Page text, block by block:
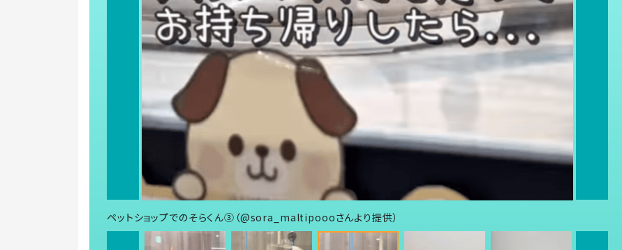
ペットショップでのそらくん③（@sora_maltipoooさんより提供）